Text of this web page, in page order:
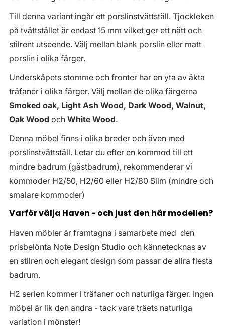
Till denna variant ingår ett porslinstvättställ. Tjockleken
på tvättstället är endast 15 mm vilket ger ett nätt och
stilrent utseende. Välj mellan blank porslin eller matt
porslin i olika färger.
Underskåpets stomme och fronter har en yta av äkta
träfanér i olika färger. Välj mellan de olika färgerna
Smoked oak, Light Ash Wood, Dark Wood, Walnut,
Oak Wood och White Wood.
Denna möbel finns i olika breder och även med
porslinstvättställ. Letar du efter en kommod till ett
mindre badrum (gästbadrum), rekommenderar vi
kommoder H2/50, H2/60 eller H2/80 Slim (mindre och
smalare kommoder)
Varför välja Haven - och just den här modellen?
Haven möbler är framtagna i samarbete med den
prisbelönta Note Design Studio och kännetecknas av
en stilren och elegant design som passar de allra flesta
badrum.
H2 serien kommer i träfaner och naturliga färger. Ingen
möbel är lik den andra - tack vare träets naturliga
variation i mönster!